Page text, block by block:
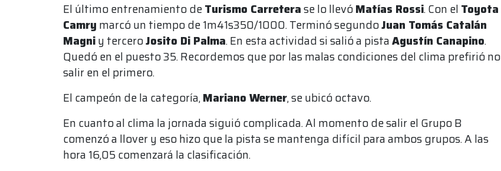
El último entrenamiento deTurismo Carreterase lo llevóMatías Rossi. Con el Toyota
Camry marcó un tiempo de 1m41s350/1000. Terminó segundoJuan Tomás Catalán
Magniy terceroJosito Di Palma. En esta actividad si salió a pistaAgustín Canapino.
Quedó en el puesto 35. Recordemos que por las malas condiciones del clima prefirió no
salir en el primero.
El campeón de la categoría,Mariano Werner, se ubicó octavo.
En cuanto al clima la jornada siguió complicada. Al momento de salir el Grupo B
comenzó a llover y eso hizo que la pista se mantenga difícil para ambos grupos. A las
hora 16,05 comenzará la clasificación.